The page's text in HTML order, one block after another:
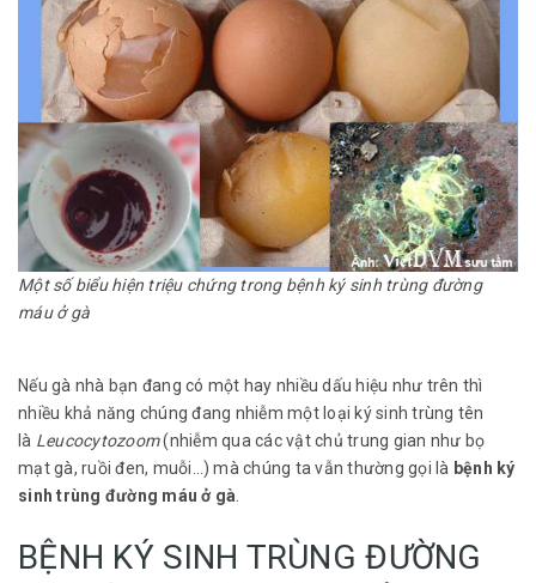
Một số biểu hiện triệu chứng trong bệnh ký sinh trùng đường
máu ở gà
Nếu gà nhà bạn đang có một hay nhiều dấu hiệu như trên thì
nhiều khả năng chúng đang nhiễm một loại ký sinh trùng tên
là Leucocytozoom(nhiễm qua các vật chủ trung gian như bọ
mạt gà, ruồi đen, muỗi…) mà chúng ta vẫn thường gọi là bệnh ký
sinh trùng đường máu ở gà.
BỆNH KÝ SINH TRÙNG ĐƯỜNG